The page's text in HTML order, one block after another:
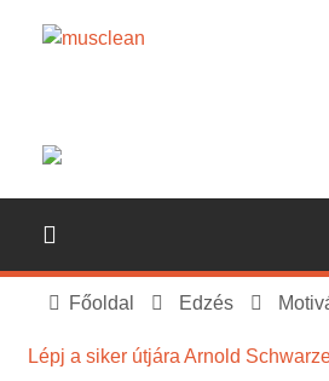
Főoldal Edzés
Lépj a siker útjára Arnold